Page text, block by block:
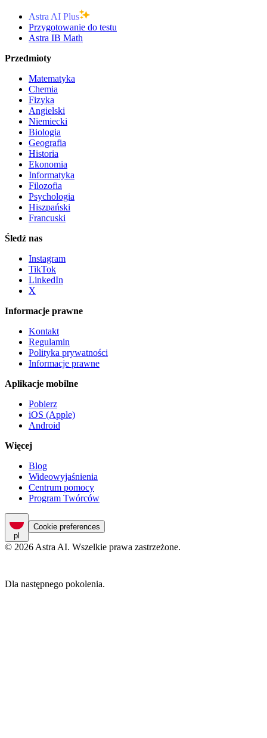
Astra AI Plus
Przygotowanie do testu
Astra IB Math
Przedmioty
Matematyka
Chemia
Fizyka
Angielski
Niemiecki
Biologia
Geografia
Historia
Ekonomia
Informatyka
Filozofia
Psychologia
Hiszpański
Francuski
Śledź nas
Instagram
TikTok
LinkedIn
X
Informacje prawne
Kontakt
Regulamin
Polityka prywatności
Informacje prawne
Aplikacje mobilne
Pobierz
iOS (Apple)
Android
Więcej
Blog
Wideowyjaśnienia
Centrum pomocy
Program Twórców
pl
Cookie preferences
© 2026 Astra AI. Wszelkie prawa zastrzeżone.
Dla następnego pokolenia.